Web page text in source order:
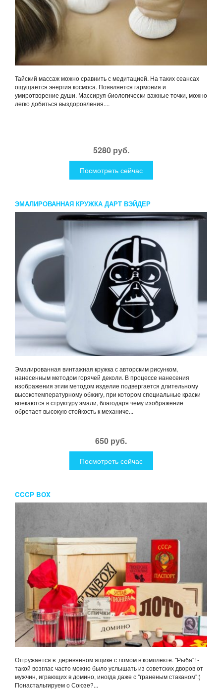
Тайский массаж можно сравнить с медитацией. На таких сеансах
ощущается энергия космоса. Появляется гармония и
умиротворение души. Массируя биологически важные точки, можно
легко добиться выздоровления....
5280 руб.
Посмотреть сейчас
ЭМАЛИРОВАННАЯ КРУЖКА ДАРТ ВЭЙДЕР
Эмалированная винтажная кружка с авторским рисунком,
нанесенным методом горячей деколи. В процессе нанесения
изображения этим методом изделие подвергается длительному
высокотемпературному обжигу, при котором специальные краски
впекаются в структуру эмали, благодаря чему изображение
обретает высокую стойкость к механиче...
650 руб.
Посмотреть сейчас
CCCP BOX
Отгружается в деревянном ящике с ломом в комплекте. "Рыба"! -
такой возглас часто можно было услышать из советских дворов от
мужчин, играющих в домино, иногда даже с "граненым стаканом":)
Понастальгируем о Союзе?...